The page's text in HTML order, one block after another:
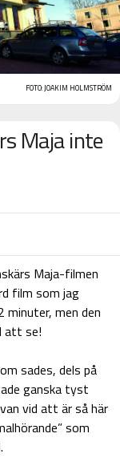
FOTO: JOAKIM HOLMSTRÖM
Maja inte
Maja-filmen
film som jag
minuter, men den
att se!
sades, dels på
ganska tyst
vid att är så här
som